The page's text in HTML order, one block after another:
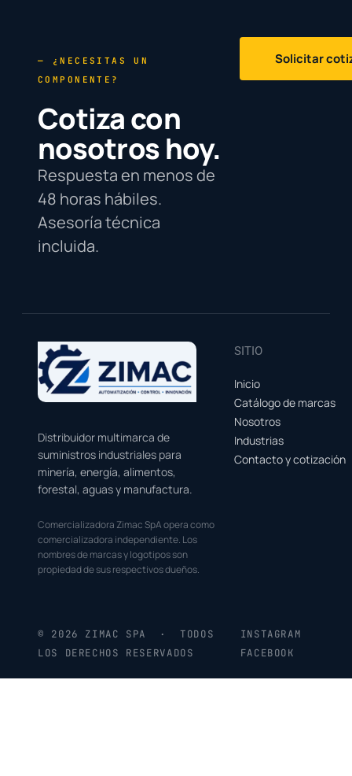
— ¿NECESITAS UN
COMPONENTE?
Cotiza con
nosotros hoy.
Respuesta en menos de
48 horas hábiles.
Asesoría técnica
incluida.
Solicitar
Distribuidor multimarca de
suministros industriales para
minería, energía, alimentos,
forestal, aguas y manufactura.
Comercializadora Zimac SpA opera como
comercializadora independiente. Los
nombres de marcas y logotipos son
propiedad de sus respectivos dueños.
SITIO
Inicio
Catálogo de marcas
Nosotros
Industrias
Contacto y cotización
© 2026 ZIMAC SPA · TODOS
LOS DERECHOS RESERVADOS
INSTAGRAM
FACEBOOK